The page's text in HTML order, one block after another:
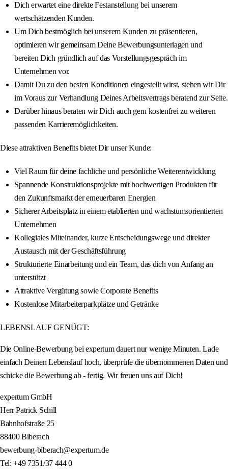
Dich erwartet eine direkte Festanstellung bei unserem
wertschätzenden Kunden.
Um Dich bestmöglich bei unserem Kunden zu präsentieren,
optimieren wir gemeinsam Deine Bewerbungsunterlagen und
bereiten Dich gründlich auf das Vorstellungsgespräch im
Unternehmen vor.
Damit Du zu den besten Konditionen eingestellt wirst, stehen wir Dir
im Voraus zur Verhandlung Deines Arbeitsvertrags beratend zur Seite.
Darüber hinaus beraten wir Dich auch gern kostenfrei zu weiteren
passenden Karrieremöglichkeiten.
Diese attraktiven Benefits bietet Dir unser Kunde:
Viel Raum für deine fachliche und persönliche Weiterentwicklung
Spannende Konstruktionsprojekte mit hochwertigen Produkten für
den Zukunftsmarkt der erneuerbaren Energien
Sicherer Arbeitsplatz in einem etablierten und wachstumsorientierten
Unternehmen
Kollegiales Miteinander, kurze Entscheidungswege und direkter
Austausch mit der Geschäftsführung
Strukturierte Einarbeitung und ein Team, das dich von Anfang an
unterstützt
Attraktive Vergütung sowie Corporate Benefits
Kostenlose Mitarbeiterparkplätze und Getränke
LEBENSLAUF GENÜGT:
Die Online-Bewerbung bei expertum dauert nur wenige Minuten. Lade
einfach Deinen Lebenslauf hoch, überprüfe die übernommenen Daten und
schicke die Bewerbung ab - fertig. Wir freuen uns auf Dich!
expertum GmbH
Herr Patrick Schill
Bahnhofstraße 25
88400 Biberach
bewerbung-biberach@expertum.de
Tel: +49 7351/37 444 0